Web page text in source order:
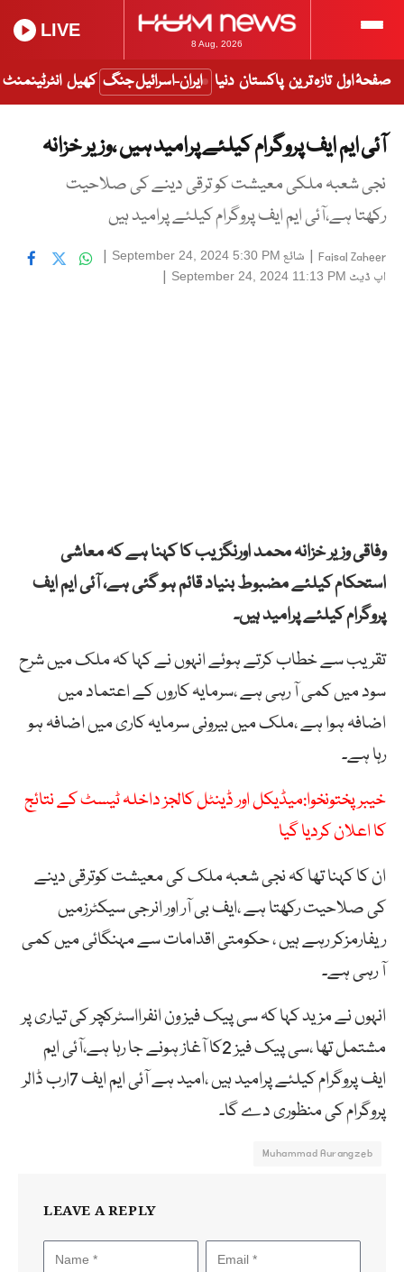
8 Aug, 2026
LIVE
صفحۂ اول تازہ ترین پاکستان دنیا ایران-اسرائیل جنگ کھیل انٹرٹینمنٹ
آئی ایم ایف پروگرام کیلئے پرامید ہیں ،وزیر خزانہ
نجی شعبہ ملکی معیشت کو ترقی دینے کی صلاحیت
رکھتا ہے،آئی ایم ایف پروگرام کیلئے پرامید ہیں
Faisal Zaheer
| شائع September 24, 2024 5:30 PM
|
اپ ڈیٹ September 24, 2024 11:13 PM
|
وفاقی وزیر خزانہ محمد اورنگزیب کا کہنا ہے کہ معاشی
استحکام کیلئے مضبوط بنیاد قائم ہو گئی ہے، آئی ایم ایف
پروگرام کیلئے پرامید ہیں۔
تقریب سے خطاب کرتے ہوئے انہوں نے کہا کہ ملک میں شرح
سود میں کمی آ رہی ہے ،سرمایہ کاروں کے اعتماد میں
اضافہ ہوا ہے ،ملک میں بیرونی سرمایہ کاری میں اضافہ ہو
رہا ہے۔
خیبر پختونخوا:میڈیکل اور ڈینٹل کالجز داخلہ ٹیسٹ کے نتائج
کا اعلان کردیا گیا
ان کا کہنا تھا کہ نجی شعبہ ملک کی معیشت کوترقی دینے
کی صلاحیت رکھتا ہے ،ایف بی آر اور انرجی سیکٹرزمیں
ریفارمزکر رہے ہیں ، حکومتی اقدامات سے مہنگائی میں کمی
آ رہی ہے۔
انہوں نے مزید کہا کہ سی پیک فیز ون انفرااسٹرکچر کی تیاری پر
مشتمل تھا ،سی پیک فیز 2کا آغاز ہونے جا رہا ہے،آئی ایم
ایف پروگرام کیلئے پرامید ہیں ،امید ہے آئی ایم ایف 7ارب ڈالر
پروگرام کی منظوری دے گا۔
Muhammad Aurangzeb
LEAVE A REPLY